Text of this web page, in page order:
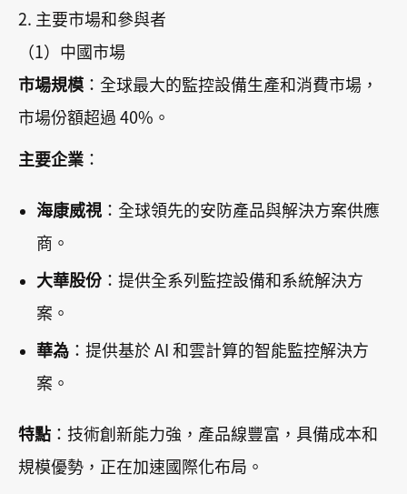
2. 主要市場和參與者
（1）中國市場
市場規模 ：全球最大的監控設備生產和消費市場，
市場份額超過 40%。
主要企業 ：
海康威視 ：全球領先的安防產品與解決方案供應
商。
大華股份 ：提供全系列監控設備和系統解決方
案。
華為 ：提供基於 AI 和雲計算的智能監控解決方
案。
特點 ：技術創新能力強，產品線豐富，具備成本和
規模優勢，正在加速國際化布局。